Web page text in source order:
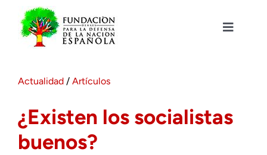
contenido
Toggle
Actualidad
Actualidad/ Artículos
¿Existen los socialistas
buenos?